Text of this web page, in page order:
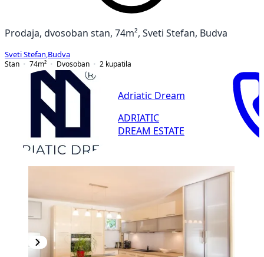
Prodaja, dvosoban stan, 74m², Sveti Stefan, Budva
Sveti Stefan Budva
Stan
74m² Dvosoban 2 kupatila
Adriatic Dream
ADRIATIC
DREAM ESTATE